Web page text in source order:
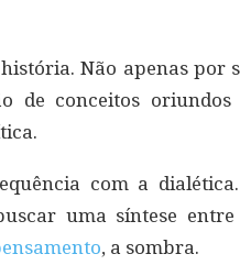
Não apenas por
de conceitos oriundos
com a
uma síntese entre
, a sombra.